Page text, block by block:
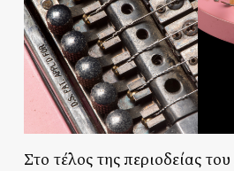
Στο τέλος της περιοδείας του